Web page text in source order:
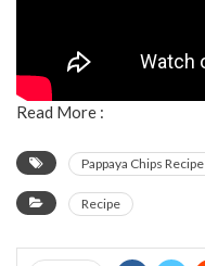
Read More :
Pappaya Chips Recipe
Recipe